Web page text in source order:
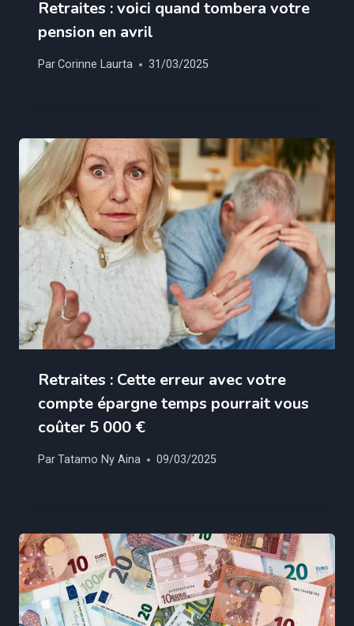
Retraites : voici quand tombera votre
pension en avril
ParCorinne Laurta 31/03/2025
Retraites : Cette erreur avec votre
compte épargne temps pourrait vous
coûter 5 000 €
ParTatamo Ny Aina 09/03/2025